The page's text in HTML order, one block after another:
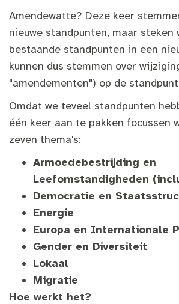
Amendewatte? Deze keer
nieuwe standpunten, maar steken
bestaande standpunten in een
kunnen dus stemmen over
"amendementen") op de
Omdat we teveel standpunten
één keer aan te pakken focussen
zeven thema's:
Armoedebestrijding en
Leefomstandigheden
Democratie en
Energie
Europa en Internationale
Gender en Diversiteit
Lokaal
Migratie
Hoe werkt het?